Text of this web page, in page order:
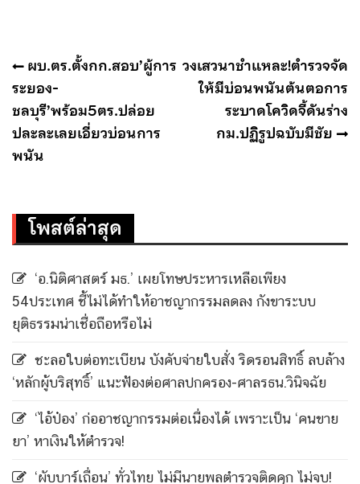
แนะแนว
เรื่อง
ผบ.ตร.ตั้งกก.สอบ’ผู้การ
ระยอง-
ชลบุรี’พร้อม5ตร.ปล่อย
ปละละเลยเอี่ยวบ่อนการ
พนัน
วงเสวนาชำแหละ!ตำรวจจัด
ให้มีบ่อนพนันต้นตอการ
ระบาดโควิดจี้ดันร่าง
กม.ปฏิรูปฉบับมีชัย
โพสต์ล่าสุด
‘อ.นิติศาสตร์ มธ.’ เผยโทษประหารเหลือเพียง
54ประเทศ ชี้ไม่ได้ทำให้อาชญากรรมลดลง กังขาระบบ
ยุติธรรมน่าเชื่อถือหรือไม่
ชะลอใบต่อทะเบียน บังคับจ่ายใบสั่ง ริดรอนสิทธิ์ ลบล้าง
‘หลักผู้บริสุทธิ์’ แนะฟ้องต่อศาลปกครอง-ศาลรธน.วินิจฉัย
‘ไอ้ป๋อง’ ก่ออาชญากรรมต่อเนื่องได้ เพราะเป็น ‘คนขาย
ยา’ หาเงินให้ตำรวจ!
‘ผับบาร์เถื่อน’ ทั่วไทย ไม่มีนายพลตำรวจติดคุก ไม่จบ!